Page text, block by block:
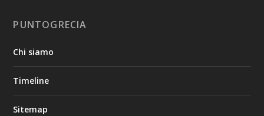
PUNTOGRECIA
Chi siamo
Timeline
Sitemap